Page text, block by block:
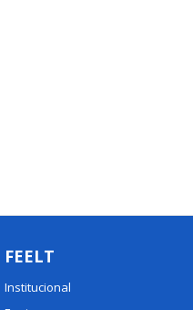
FEELT
Institucional